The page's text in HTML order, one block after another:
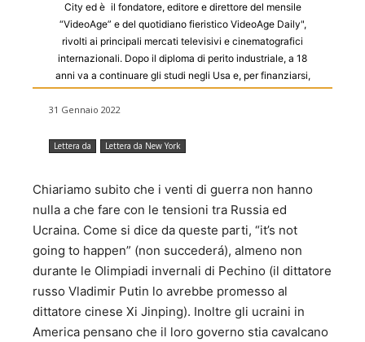
City ed è il fondatore, editore e direttore del mensile
“VideoAge” e del quotidiano fieristico VideoAge Daily",
rivolti ai principali mercati televisivi e cinematografici
internazionali. Dopo il diploma di perito industriale, a 18
anni va a continuare gli studi negli Usa e, per finanziarsi,
dal 1968 al ’78 ha lavorato come freelance per una decina
di riviste in Italia e negli Usa; ottenuta la licenza Fcc di
produce programmi televisivi nel Long Island, NY. Nel 1979
mensile “VideoAge”. Negli anni successivi crea altre riviste
in Spagna, Francia e Italia. Dal ’94 e per 10 anni scrive di
televisione su “Il Sole 24 Ore”, poi su “Il Corriere Adriatico”
e riviste di settore come “Pubblicità Italia”, “Cinema
&Video” e “Millecanali”. Attualmente collabora con “Il
Messaggero” di Roma, con “L’Italo-Americano” di Los
Angeles”, “Il Cittadino Canadese” di Montreal ed é
opinionista del quotidiano “AmericaOggi” di New York. Ha
pubblicato numerosi volumi principalmente sui temi dei
31 Gennaio 2022
Lettera da Lettera da New York
Chiariamo subito che i venti di guerra non hanno
nulla a che fare con le tensioni tra Russia ed
Ucraina. Come si dice da queste parti, “it’s not
going to happen” (non succederá), almeno non
durante le Olimpiadi invernali di Pechino (il dittatore
russo Vladimir Putin lo avrebbe promesso al
dittatore cinese Xi Jinping). Inoltre gli ucraini in
America pensano che il loro governo stia cavalcano